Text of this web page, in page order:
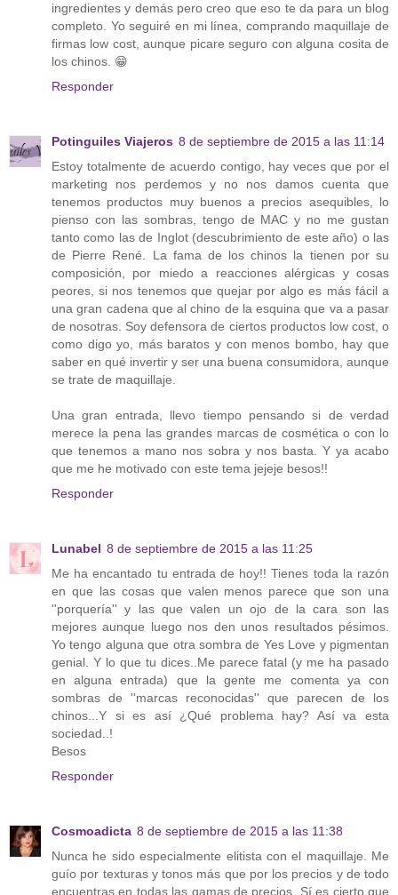
ingredientes y demás pero creo que eso te da para un blog
completo. Yo seguiré en mi línea, comprando maquillaje de
firmas low cost, aunque picare seguro con alguna cosita de
los chinos. 😁
Responder
Potinguiles Viajeros 8 de septiembre de 2015 a las 11:14
Estoy totalmente de acuerdo contigo, hay veces que por el
marketing nos perdemos y no nos damos cuenta que
tenemos productos muy buenos a precios asequibles, lo
pienso con las sombras, tengo de MAC y no me gustan
tanto como las de Inglot (descubrimiento de este año) o las
de Pierre René. La fama de los chinos la tienen por su
composición, por miedo a reacciones alérgicas y cosas
peores, si nos tenemos que quejar por algo es más fácil a
una gran cadena que al chino de la esquina que va a pasar
de nosotras. Soy defensora de ciertos productos low cost, o
como digo yo, más baratos y con menos bombo, hay que
saber en qué invertir y ser una buena consumidora, aunque
se trate de maquillaje.
Una gran entrada, llevo tiempo pensando si de verdad
merece la pena las grandes marcas de cosmética o con lo
que tenemos a mano nos sobra y nos basta. Y ya acabo
que me he motivado con este tema jejeje besos!!
Responder
Lunabel 8 de septiembre de 2015 a las 11:25
Me ha encantado tu entrada de hoy!! Tienes toda la razón
en que las cosas que valen menos parece que son una
''porquería'' y las que valen un ojo de la cara son las
mejores aunque luego nos den unos resultados pésimos.
Yo tengo alguna que otra sombra de Yes Love y pigmentan
genial. Y lo que tu dices..Me parece fatal (y me ha pasado
en alguna entrada) que la gente me comenta ya con
sombras de ''marcas reconocidas'' que parecen de los
chinos...Y si es así ¿Qué problema hay? Así va esta
sociedad..!
Besos
Responder
Cosmoadicta 8 de septiembre de 2015 a las 11:38
Nunca he sido especialmente elitista con el maquillaje. Me
guío por texturas y tonos más que por los precios y de todo
encuentras en todas las gamas de precios. Sí es cierto que